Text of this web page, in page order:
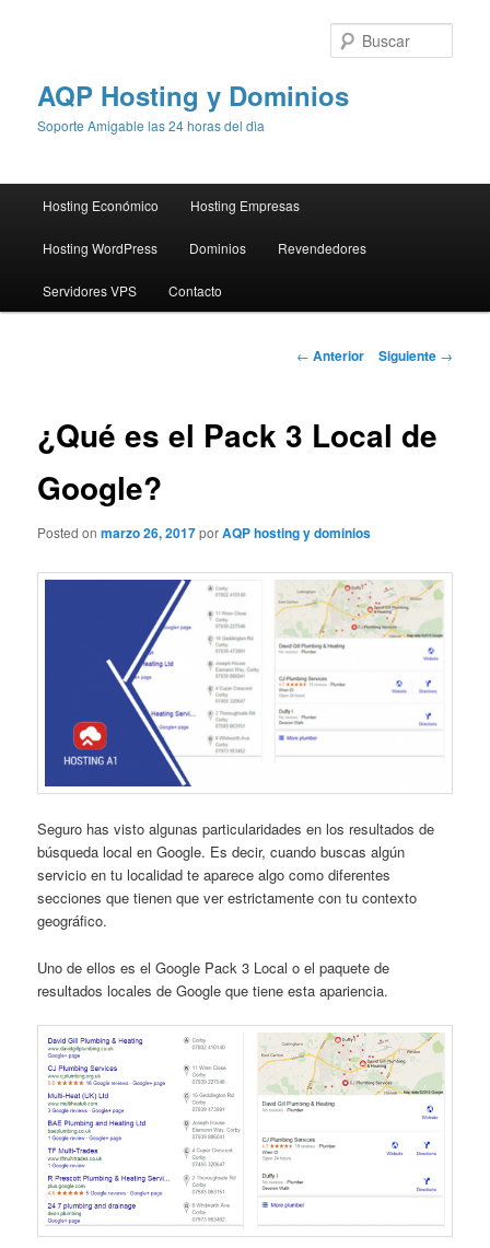
AQP Hosting y Dominios
Soporte Amigable las 24 horas del dìa
principal
Ir
al
contenido
Hosting Económico Hosting Empresas
Hosting WordPress Dominios Revendedores
Servidores VPS Contacto
Navegación
← Anterior Siguiente →
¿Qué es el Pack 3 Local de
Google?
Posted onmarzo 26, 2017porAQP hosting y dominios
Seguro has visto algunas particularidades en los resultados de
búsqueda local en Google. Es decir, cuando buscas algún
servicio en tu localidad te aparece algo como diferentes
secciones que tienen que ver estrictamente con tu contexto
geográfico.
Uno de ellos es el Google Pack 3 Local o el paquete de
resultados locales de Google que tiene esta apariencia.